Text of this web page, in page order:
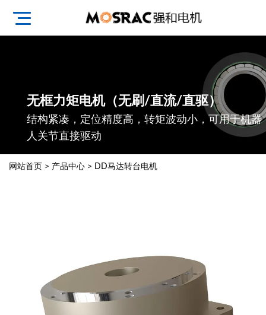
无框力矩电机（无刷/直流/直驱）
结构紧凑，定位精度高，转矩波动小，可用于机器
人关节直接驱动
网站首页 > 产品中心 > DD马达转台电机